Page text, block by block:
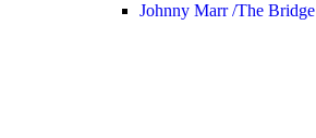
Johnny Marr /The Bridge